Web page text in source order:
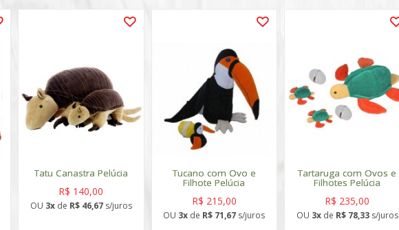
Tatu Canastra Pelúcia
R$ 140,00
OU 3xde R$ 46,67s/juros
Tucano com Ovo e
Filhote Pelúcia
R$ 215,00
OU 3x de R$ 71,67 s/juros
Tartaruga com Ovos e
Filhotes Pelúcia
R$ 235,00
OU 3xde R$ 78,33s/juros